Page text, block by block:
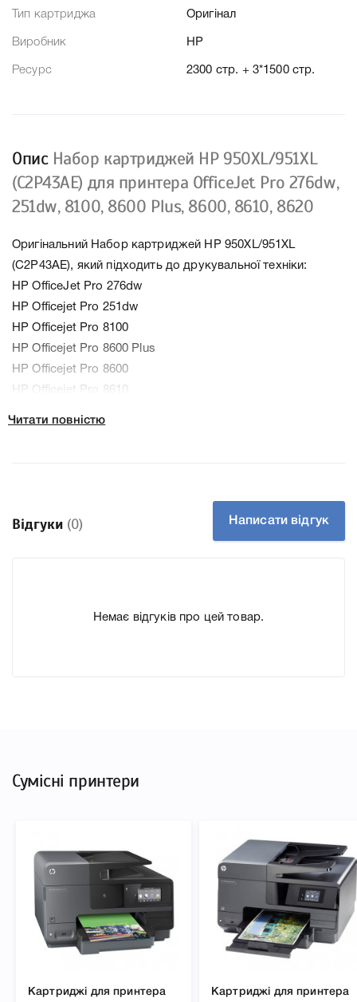
Тип картриджа Оригінал
Виробник HP
Ресурс 2300 стр. + 3*1500 стр.
Опис Набор картриджей HP 950XL/951XL
(C2P43AE) для принтера OfficeJet Pro 276dw,
251dw, 8100, 8600 Plus, 8600, 8610, 8620
Оригінальний Набор картриджей HP 950XL/951XL
(C2P43AE), який підходить до друкувальної техніки:
HP OfficeJet Pro 276dw
HP Officejet Pro 251dw
HP Officejet Pro 8100
HP Officejet Pro 8600 Plus
HP Officejet Pro 8600
HP Officejet Pro 8610
картриджей HP 950XL/951XL (C2P43AE), що дозволить
Вам легко підтвердити правильність вибору.
Читати повністю
Відгуки (0) Написати відгук
Немає відгуків про цей товар.
Сумісні принтери
Картриджі для принтера
Картриджі для принтера